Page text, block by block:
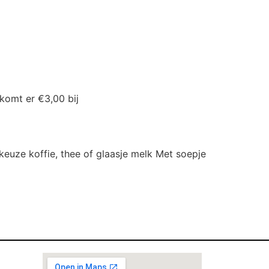
er €3,00 bij
koffie, thee of glaasje melk Met soepje